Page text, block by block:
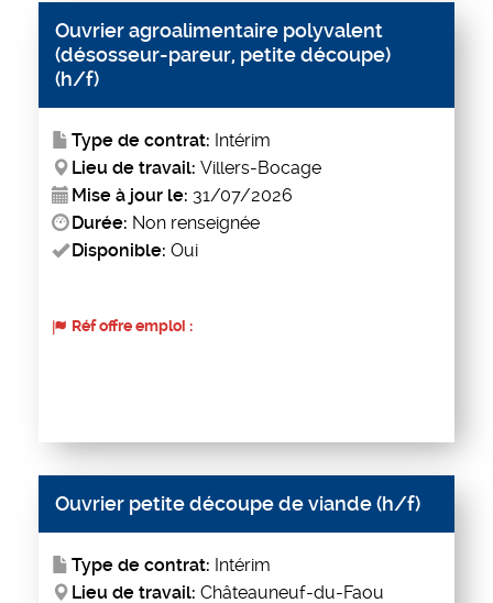
Ouvrier agroalimentaire polyvalent
(désosseur-pareur, petite découpe)
(h/f)
Type de contrat: Intérim
Lieu de travail: Villers-Bocage
Mise à jour le: 31/07/2026
Durée: Non renseignée
Disponible: Oui
Réf offre emploi :
Ouvrier petite découpe de viande (h/f)
Type de contrat: Intérim
Lieu de travail: Châteauneuf-du-Faou